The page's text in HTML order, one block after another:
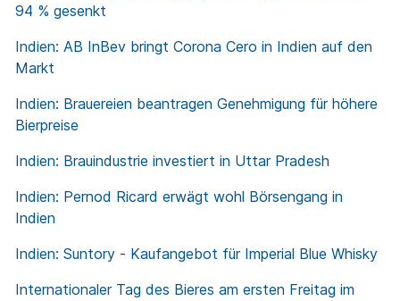
94 % gesenkt
Indien: AB InBev bringt Corona Cero in Indien auf den
Markt
Indien: Brauereien beantragen Genehmigung für höhere
Bierpreise
Indien: Brauindustrie investiert in Uttar Pradesh
Indien: Pernod Ricard erwägt wohl Börsengang in
Indien
Indien: Suntory - Kaufangebot für Imperial Blue Whisky
Internationaler Tag des Bieres am ersten Freitag im